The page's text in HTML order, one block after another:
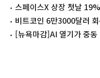
진 질문
스페이스X 상장 첫날
만장자(종합)
비트코인 6만3000달러
도"[뉴욕마감]AI 열기가 중